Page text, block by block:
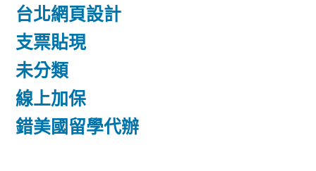
台北網頁設計
支票貼現
未分類
線上加保
錯美國留學代辦